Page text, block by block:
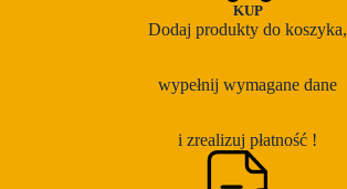
KUP
Dodaj produkty do koszyka,
wypełnij wymagane dane
i zrealizuj płatność !